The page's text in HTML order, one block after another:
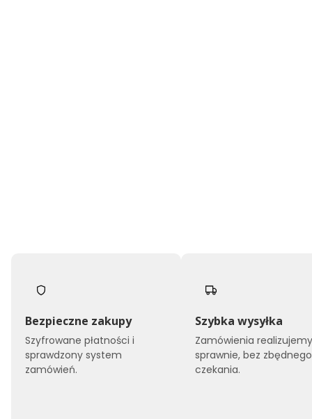
Bezpieczne zakupy
Szyfrowane płatności i
sprawdzony system
zamówień.
Szybka wysyłka
Zamówienia realizujemy
sprawnie, bez zbędnego
czekania.